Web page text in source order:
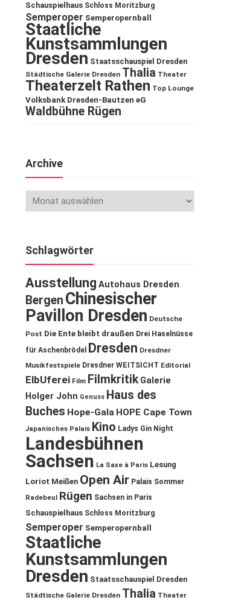
Schauspielhaus Schloss Moritzburg
Semperoper Semperopernball
Staatliche
Kunstsammlungen
Dresden Staatsschauspiel Dresden
Städtische Galerie Dresden Thalia Theater
Theaterzelt Rathen Top Lounge
Volksbank Dresden-Bautzen eG
Waldbühne Rügen
Archive
Schlagwörter
Ausstellung Autohaus Dresden
Bergen Chinesischer
Pavillon Dresden Deutsche
Post Die Ente bleibt draußen Drei Haselnüsse
für Aschenbrödel
Dresden Dresdner
Musikfestspiele Dresdner WEITSICHT Editorial
ElbUferei Film Filmkritik Galerie
Holger John Genuss Haus des
Buches Hope-Gala HOPE Cape Town
Japanisches Palais Kino Ladys Gin Night
Landesbühnen
Sachsen La Saxe à Paris Lesung
Loriot Meißen Open Air Palais Sommer
Radebeul Rügen Sachsen in Paris
Schauspielhaus Schloss Moritzburg
Semperoper Semperopernball
Staatliche
Kunstsammlungen
Dresden Staatsschauspiel Dresden
Städtische Galerie Dresden Thalia Theater